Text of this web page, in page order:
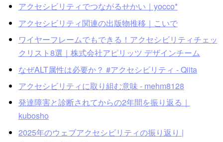
アクセシビリティでつながるせかい｜yocco*
アクセシビリティ関連の出版物推移｜こいで
ワイヤーフレームでもできる！アクセシビリティチェッ
クリスト8選｜株式会社アピリッツ デザインチーム
なぜALT属性は必要か？ #アクセシビリティ - Qiita
アクセシビリティに取り組む意味 - mehm8128
発達障害と診断されてからの2年間を振り返る｜
kubosho
2025年のウェブアクセシビリティの振り返り |